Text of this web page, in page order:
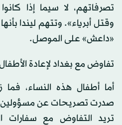
تصرفاتهم، لا سيما إذا
وقتل أبرياء». وتتهم ليندا
«داعش» على الموصل.
تفاوض مع بغداد لإعادة
أما أطفال هذه النساء،
صدرت تصريحات عن مسؤولين
تريد التفاوض مع سفارات